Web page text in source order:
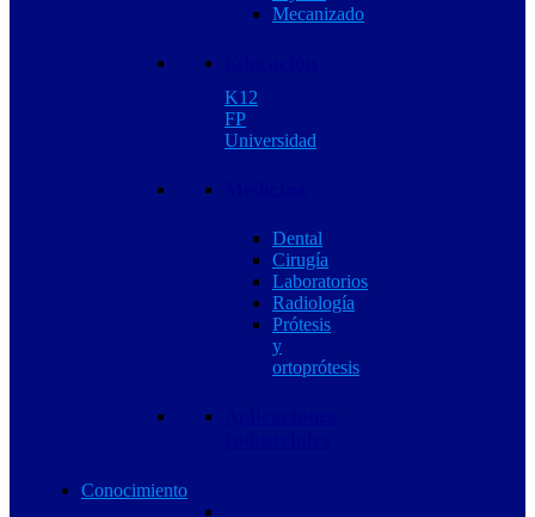
Mecanizado
K12
FP
Universidad
Dental
Cirugía
Laboratorios
Radiología
Prótesis
y
ortoprótesis
Conocimiento